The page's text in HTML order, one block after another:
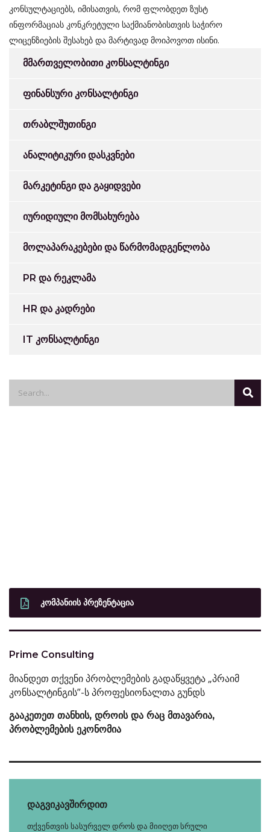
კონსულტაციებს, იმისათვის, რომ ფლობდეთ ზუსტ
ინფორმაციას კონკრეტული საქმიანობისთვის საჭირო
ლიცენზიების შესახებ და მარტივად მოიპოვოთ ისინი.
მმართველობითი კონსალტინგი
ფინანსური კონსალტინგი
თრაბლშუთინგი
ანალიტიკური დასკვნები
მარკეტინგი და გაყიდვები
იურიდიული მომსახურება
მოლაპარაკებები და წარმომადგენლობა
PR და რეკლამა
HR და კადრები
IT კონსალტინგი
ᲙᲝᲛᲞᲐᲜᲘᲘᲡ ᲞᲠᲔᲖᲔᲜᲢᲐᲪᲘᲐ
Prime Consulting
მიანდეთ თქვენი პრობლემების გადაწყვეტა „პრაიმ
კონსალტინგის”-ს პროფესიონალთა გუნდს
გააკეთეთ თანხის, დროის და რაც მთავარია,
პრობლემების ეკონომია
დაგვიკავშირდით
თქვენთვის სასურველ დროს და მიიღეთ სრული